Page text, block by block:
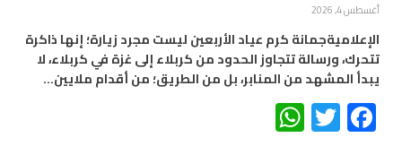
أغسطس 4, 2026
الإعلاميةجمانة كرم عياد الأربعين ليست مجرد زيارة؛ إنها ذاكرة
تتحرك، ورسالة تتجاوز الحدود من كربلاء إلى غزة في كربلاء، لا
يبدأ المشهد من المنابر، بل من الطريق؛ من أقدام ملايين…
Facebook
Twitter